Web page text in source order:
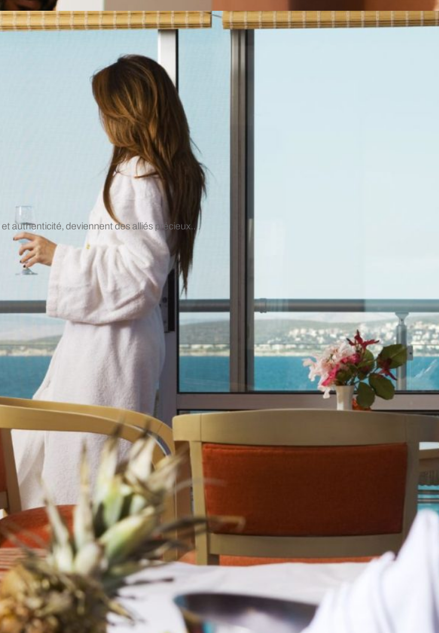
authenticité, deviennent des alliés précieux....